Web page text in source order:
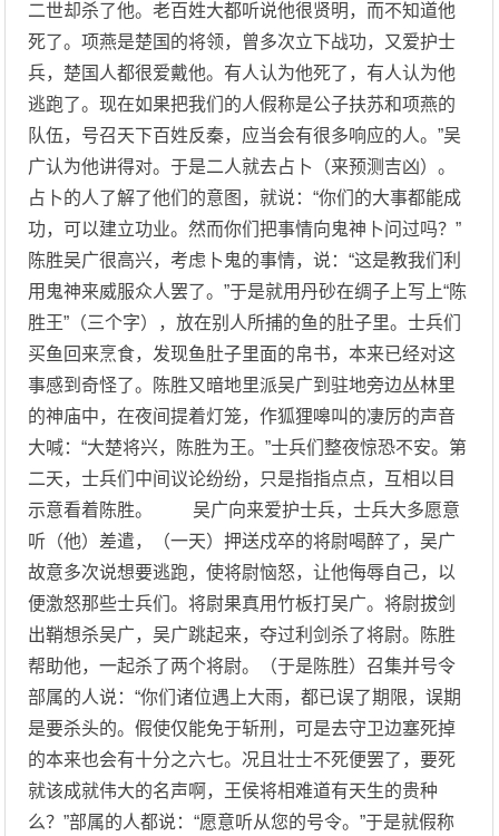
二世却杀了他。老百姓大都听说他很贤明，而不知道他
死了。项燕是楚国的将领，曾多次立下战功，又爱护士
兵，楚国人都很爱戴他。有人认为他死了，有人认为他
逃跑了。现在如果把我们的人假称是公子扶苏和项燕的
队伍，号召天下百姓反秦，应当会有很多响应的人。”吴
广认为他讲得对。于是二人就去占卜（来预测吉凶）。
占卜的人了解了他们的意图，就说：“你们的大事都能成
功，可以建立功业。然而你们把事情向鬼神卜问过吗？”
陈胜吴广很高兴，考虑卜鬼的事情，说：“这是教我们利
用鬼神来威服众人罢了。”于是就用丹砂在绸子上写上“陈
胜王”（三个字），放在别人所捕的鱼的肚子里。士兵们
买鱼回来烹食，发现鱼肚子里面的帛书，本来已经对这
事感到奇怪了。陈胜又暗地里派吴广到驻地旁边丛林里
的神庙中，在夜间提着灯笼，作狐狸嗥叫的凄厉的声音
大喊：“大楚将兴，陈胜为王。”士兵们整夜惊恐不安。第
二天，士兵们中间议论纷纷，只是指指点点，互相以目
示意看着陈胜。 吴广向来爱护士兵，士兵大多愿意
听（他）差遣，（一天）押送戍卒的将尉喝醉了，吴广
故意多次说想要逃跑，使将尉恼怒，让他侮辱自己，以
便激怒那些士兵们。将尉果真用竹板打吴广。将尉拔剑
出鞘想杀吴广，吴广跳起来，夺过利剑杀了将尉。陈胜
帮助他，一起杀了两个将尉。（于是陈胜）召集并号令
部属的人说：“你们诸位遇上大雨，都已误了期限，误期
是要杀头的。假使仅能免于斩刑，可是去守卫边塞死掉
的本来也会有十分之六七。况且壮士不死便罢了，要死
就该成就伟大的名声啊，王侯将相难道有天生的贵种
么？”部属的人都说：“愿意听从您的号令。”于是就假称